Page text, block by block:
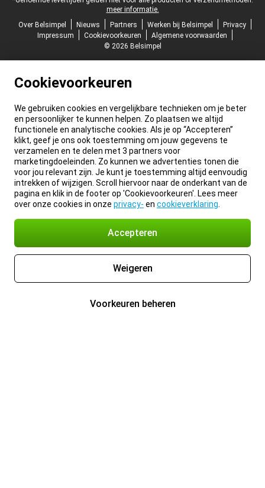
meer informatie.
Over Belsimpel
Nieuws Partners Werken bij Belsimpel
Privacy
Impressum
Cookievoorkeuren
Algemene voorwaarden
© 2026 Belsimpel
Cookievoorkeuren
We gebruiken cookies en vergelijkbare technieken om je beter
en persoonlijker te kunnen helpen. Zo plaatsen we altijd
functionele en analytische cookies. Als je op “Accepteren”
klikt, geef je ons ook toestemming om jouw gegevens te
verzamelen en te delen met 3 partners voor
marketingdoeleinden. Zo kunnen we advertenties tonen die
voor jou relevant zijn. Je kunt je toestemming altijd eenvoudig
intrekken of wijzigen. Scroll hiervoor naar de onderkant van de
pagina en klik in de footer op 'Cookievoorkeuren'. Lees meer
over onze cookies in onze privacy- en cookieverklaring
Accepteren
Weigeren
Voorkeuren beheren